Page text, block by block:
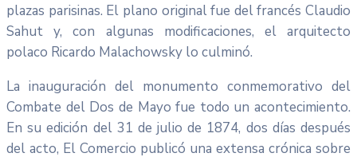
plazas parisinas. El plano original fue del francés Claudio
Sahut y, con algunas modificaciones, el arquitecto
polaco Ricardo Malachowsky lo culminó.
La inauguración del monumento conmemorativo del
Combate del Dos de Mayo fue todo un acontecimiento.
En su edición del 31 de julio de 1874, dos días después
del acto, El Comercio publicó una extensa crónica sobre